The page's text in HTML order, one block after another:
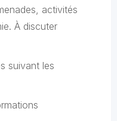
activités
À discuter
suivant les